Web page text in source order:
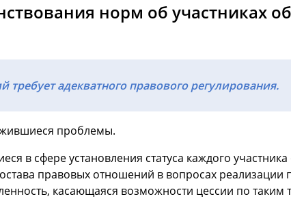
норм об участниках
адекватного правового регулирования.
проблемы.
в сфере установления статуса каждого
правовых отношений в вопросах реализации
касающаяся возможности цессии по таким